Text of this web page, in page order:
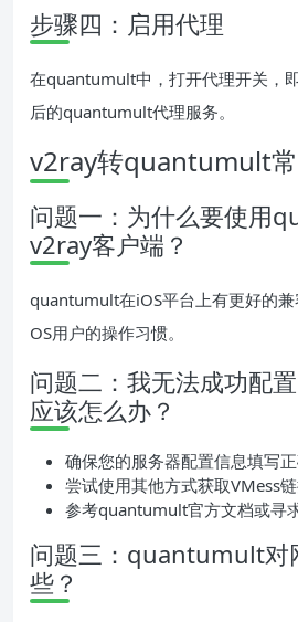
步骤四：启用代理
在quantumult中，打开代理开关，
后的quantumult代理服务。
v2ray转quantumult
问题一：为什么要使用
v2ray客户端？
quantumult在iOS平台上有更好的
OS用户的操作习惯。
问题二：我无法成功配
应该怎么办？
确保您的服务器配置信息填写
尝试使用其他方式获取VMess
参考quantumult官方文档或寻
问题三：quantumult对
些？